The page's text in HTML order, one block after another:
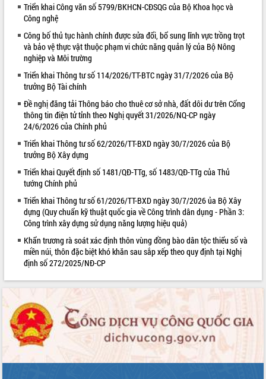
VIDEO
Loading the player...
Hội nghị UBND tỉnh Đắk Lắk thường kỳ
tháng 7/2026
Lễ truy tặng danh hiệu “Bà Mẹ Việt
Nam Anh hùng” và trao Huân chương
Lao động
UBND tỉnh Đắk Lắk triển khai nhiệm
vụ 6 tháng cuối năm 2026
Kỳ họp thứ Hai, Hội đồng nhân dân
tỉnh khóa XI quyết nghị nhiều nội dung
quan trọng
Triết thăm, tặng quà người có công với
cách mạng
Rà soát, hoàn thiện hệ thống thiết chế
văn hóa, thể thao đáp ứng yêu cầu
phát triển mới
Thường trực HĐND tỉnh Đắk Lắk gặp
mặt Đoàn chuyên gia y tế TP. Hồ Chí
Lễ truy điệu và an táng hài cốt liệt sĩ
tại Nghĩa trang Liệt sĩ xã Sơn Hòa
Bàn giải pháp tháo gỡ khó khăn trong
xuất khẩu sầu riêng và triển khai quy
ALBUM ẢNH
LIÊN KẾT WEB
Triển khai Công văn số 5799/BKHCN-CĐSQG của Bộ Khoa học và
Công nghệ
Công bố thủ tục hành chính được sửa đổi, bổ sung lĩnh vực trồng trọt
và bảo vệ thực vật thuộc phạm vi chức năng quản lý của Bộ Nông
nghiệp và Môi trường
Triển khai Thông tư số 114/2026/TT-BTC ngày 31/7/2026 của Bộ
trưởng Bộ Tài chính
Đề nghị đăng tải Thông báo cho thuê cơ sở nhà, đất dôi dư trên Cổng
thông tin điện tử tỉnh theo Nghị quyết 31/2026/NQ-CP ngày
24/6/2026 của Chính phủ
Triển khai Thông tư số 62/2026/TT-BXD ngày 30/7/2026 của Bộ
trưởng Bộ Xây dựng
Triển khai Quyết định số 1481/QĐ-TTg, số 1483/QĐ-TTg của Thủ
tướng Chính phủ
Triển khai Thông tư số 61/2026/TT-BXD ngày 30/7/2026 ủa Bộ Xây
dựng (Quy chuẩn kỹ thuật quốc gia về Công trình dân dụng - Phần 3:
Công trình xây dựng sử dụng năng lượng hiệu quả)
Khẩn trương rà soát xác định thôn vùng đồng bào dân tộc thiểu số và
miền núi, thôn đặc biệt khó khăn sau sắp xếp theo quy định tại Nghị
định số 272/2025/NĐ-CP